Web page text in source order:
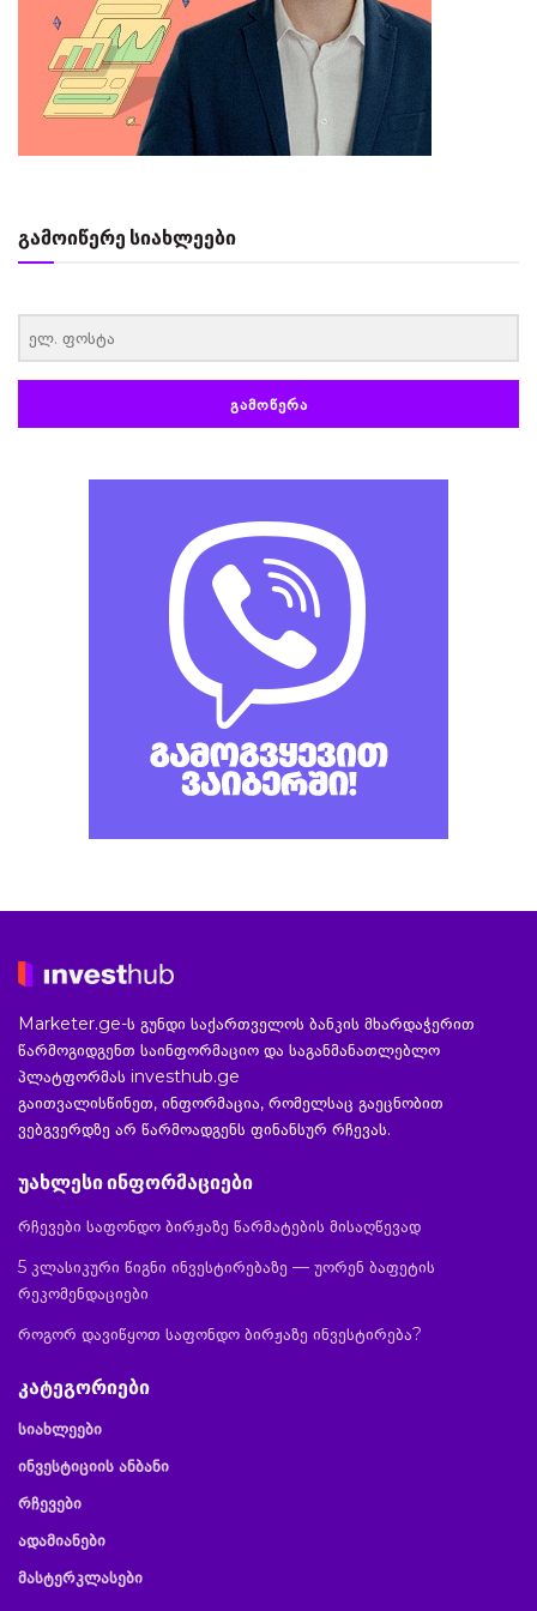
გამოიწერე სიახლეები
ᲒᲐᲛᲝᲬᲔᲠᲐ
Marketer.ge-ს გუნდი საქართველოს ბანკის მხარდაჭერით
წარმოგიდგენთ საინფორმაციო და საგანმანათლებლო
პლატფორმას investhub.ge
გაითვალისწინეთ, ინფორმაცია, რომელსაც გაეცნობით
ვებგვერდზე არ წარმოადგენს ფინანსურ რჩევას.
უახლესი ინფორმაციები
რჩევები საფონდო ბირჟაზე წარმატების მისაღწევად
5 კლასიკური წიგნი ინვესტირებაზე — უორენ ბაფეტის
რეკომენდაციები
როგორ დავიწყოთ საფონდო ბირჟაზე ინვესტირება?
კატეგორიები
სიახლეები
ინვესტიციის ანბანი
რჩევები
ადამიანები
მასტერკლასები